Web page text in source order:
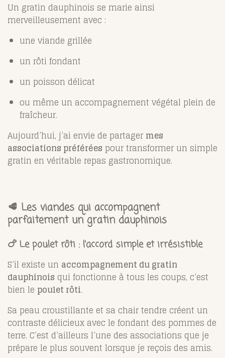
Un gratin dauphinois se marie ainsi
merveilleusement avec :
une viande grillée
un rôti fondant
un poisson délicat
ou même un accompagnement végétal plein de
fraîcheur.
Aujourd’hui, j’ai envie de partagermes
associations préférées pour transformer un simple
gratin en véritable repas gastronomique.
🥩 Les viandes qui accompagnent
parfaitement un gratin dauphinois
🍗 Le poulet rôti : l’accord simple et irrésistible
S’il existe un accompagnement du gratin
dauphinois qui fonctionne à tous les coups, c’est
bien le poulet rôti.
Sa peau croustillante et sa chair tendre créent un
contraste délicieux avec le fondant des pommes de
terre. C’est d’ailleurs l’une des associations que je
prépare le plus souvent lorsque je reçois des amis.